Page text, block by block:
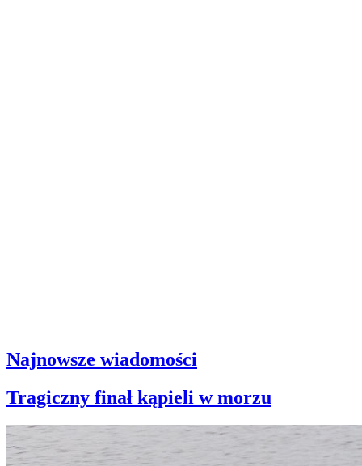
Najnowsze wiadomości
Tragiczny finał kąpieli w morzu